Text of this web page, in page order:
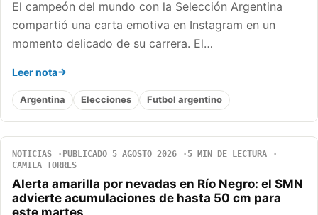
El campeón del mundo con la Selección Argentina
compartió una carta emotiva en Instagram en un
momento delicado de su carrera. El…
Leer nota
Argentina Elecciones Futbol argentino
NOTICIAS PUBLICADO 5 AGOSTO 2026
5 MIN DE LECTURA
CAMILA TORRES
Alerta amarilla por nevadas en Río Negro: el SMN
advierte acumulaciones de hasta 50 cm para
este martes